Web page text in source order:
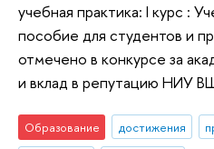
учебная практика: I курс :
пособие для студентов и
отмечено в конкурсе за
и вклад в репутацию НИУ
Образование достижения